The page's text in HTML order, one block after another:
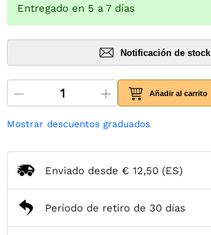
Entregado en 5 a 7 días
Notificación de stock
Añadir al carrito
Mostrar descuentos graduados
Enviado desde € 12,50 (ES)
Período de retiro de 30 días